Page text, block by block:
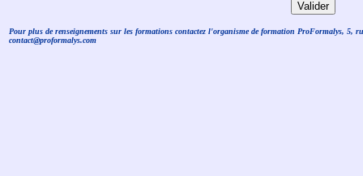
Pour plus de renseignements sur les formations contactez l'organisme de formation ProFormalys, 5,
contact@proformalys.com